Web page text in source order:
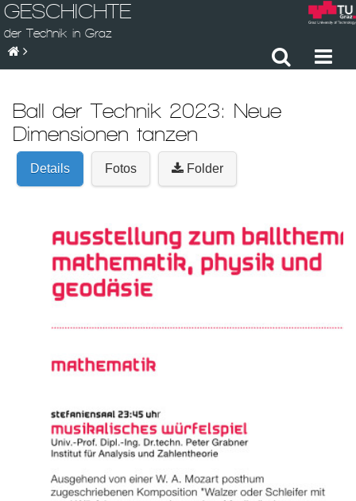
GESCHICHTE
der Technik in Graz
Ball der Technik 2023: Neue
Dimensionen tanzen
Details Fotos Folder